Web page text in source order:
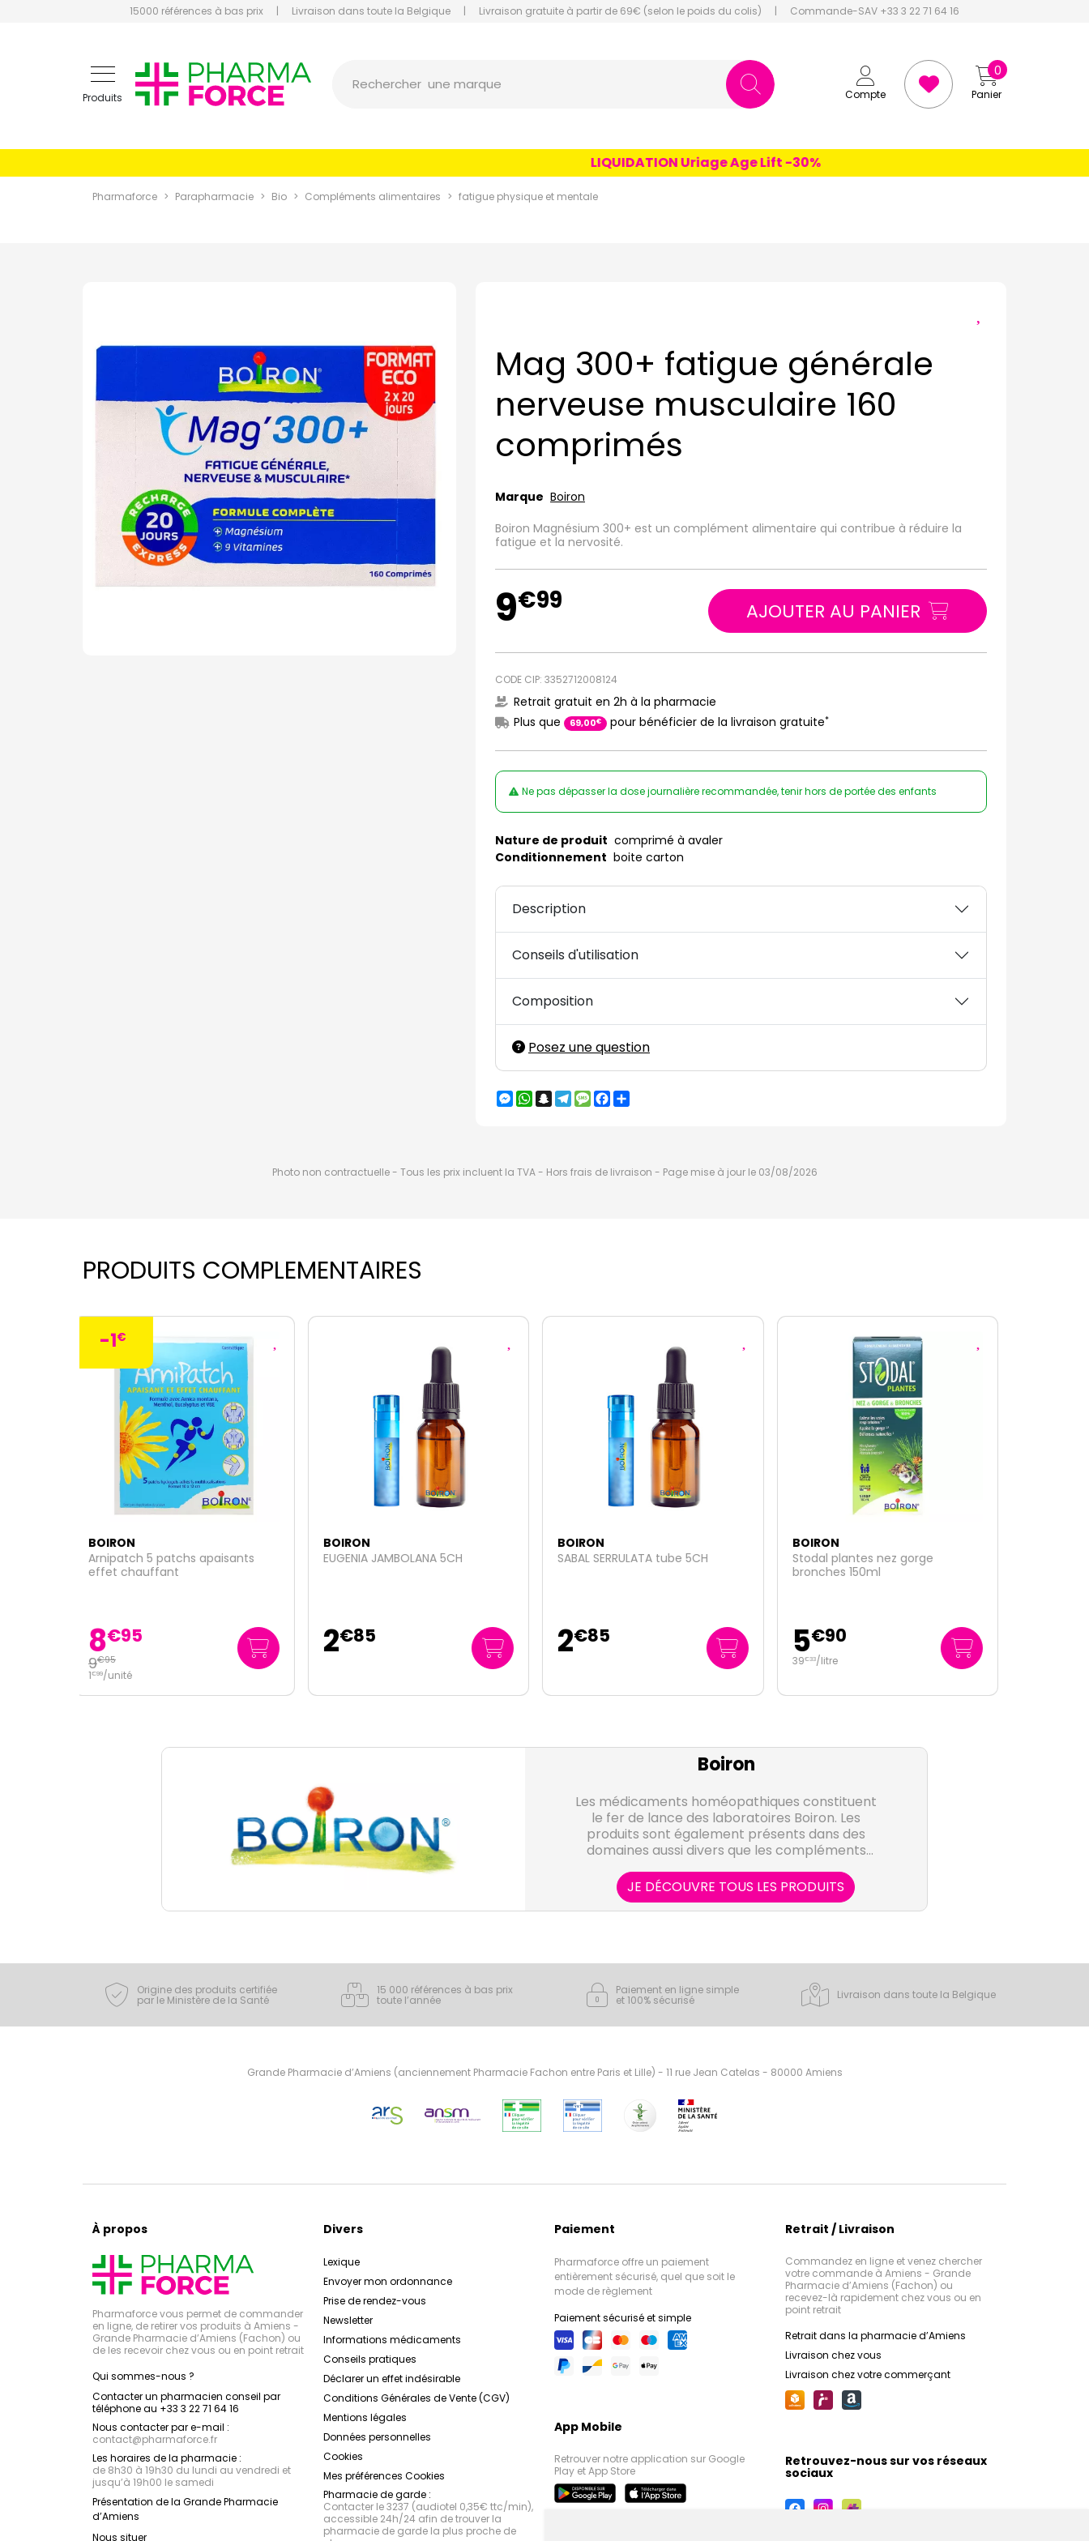
15000 références à bas prix | Livraison dans toute la Belgique | Livraison gratuite à partir de 69€ (selon le poids du colis) | Commande-SAV +33 3 22 71 64 16
Produits Compte Panier
0
Rechercher
un conseil
LIQUIDATION Uriage Age Lift -30%
Pharmaforce Parapharmacie Bio Compléments alimentaires fatigue physique et mentale
Mag 300+ fatigue générale
nerveuse musculaire 160
comprimés
Marque Boiron
Boiron Magnésium 300+ est un complément alimentaire qui contribue à réduire la
fatigue et la nervosité.
9€99 AJOUTER AU PANIER
CODE CIP: 3352712008124
Retrait gratuit en 2h à la pharmacie
Plus que
69,00€ pour bénéficier de la livraison gratuite*
Ne pas dépasser la dose journalière recommandée, tenir hors de portée des enfants
Nature de produit comprimé à avaler
Conditionnement boite carton
Description
Conseils d'utilisation
Composition
Posez une question
Messenger
WhatsApp
Snapchat
Telegram
MessageFacebook
Photo non contractuelle - Tous les prix incluent la TVA - Hors frais de livraison - Page mise à jour le 03/08/2026
PRODUITS COMPLEMENTAIRES
BOIRON
EUGENIA JAMBOLANA 5CH
2€85
BOIRON
SABAL SERRULATA tube 5CH
2€85
BOIRON
Stodal plantes nez gorge
5€90
BOIRON
Kalium aceticum 5ch tube boiron
3€95
Boiron
Les médicaments homéopathiques constituent
le fer de lance des laboratoires Boiron. Les
produits sont également présents dans des
domaines aussi divers que les compléments
dentaire.
JE DÉCOUVRE TOUS LES PRODUITS
Origine des produits certifiée
par le Ministère de la Santé
15 000 références à bas prix
toute l’année
Paiement en ligne simple
et 100% sécurisé Livraison dans toute la Belgique
Grande Pharmacie d’Amiens (anciennement Pharmacie Fachon entre Paris et Lille) - 11 rue Jean Catelas - 80000 Amiens
À propos
Pharmaforce vous permet de commander
en ligne, de retirer vos produits à Amiens -
Grande Pharmacie d’Amiens (Fachon) ou
de les recevoir chez vous ou en point retrait
Qui sommes-nous ?
Contacter un pharmacien conseil par
téléphone au +33 3 22 71 64 16
Nous contacter par e-mail :
contact@pharmaforce.fr
Les horaires de la pharmacie :
de 8h30 à 19h30 du lundi au vendredi et
jusqu’à 19h00 le samedi
Présentation de la Grande Pharmacie
d’Amiens
Nous situer
Divers
Lexique
Envoyer mon ordonnance
Prise de rendez-vous
Newsletter
Informations médicaments
Conseils pratiques
Déclarer un effet indésirable
Conditions Générales de Vente (CGV)
Mentions légales
Données personnelles
Cookies
Mes préférences Cookies
Pharmacie de garde :
Contacter le 3237 (audiotel 0,35€ ttc/min),
accessible 24h/24 afin de trouver la
pharmacie de garde la plus proche de
Paiement
Pharmaforce offre un paiement
entièrement sécurisé, quel que soit le
mode de règlement
Paiement sécurisé et simple
App Mobile
Retrouver notre application sur Google
Play et App Store
Retrait / Livraison
Commandez en ligne et venez chercher
votre commande à Amiens - Grande
Pharmacie d’Amiens (Fachon) ou
recevez-là rapidement chez vous ou en
point retrait
Retrait dans la pharmacie d’Amiens
Livraison chez vous
Livraison chez votre commerçant
Retrouvez-nous sur vos réseaux
sociaux